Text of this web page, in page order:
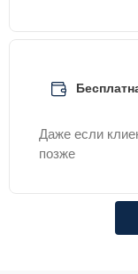
Даже если
позже